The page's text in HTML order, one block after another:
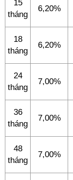
15
tháng
6,20%
18
tháng
6,20%
24
tháng
7,00%
36
tháng
7,00%
48
tháng
7,00%